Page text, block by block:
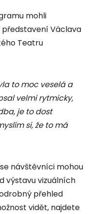
mohli
Václava
Teatru
to moc veselá a
velmi rytmicky,
je to dost
si, že to má
návštěvníci mohou
výstavu vizuálních
přehled
vidět, najdete